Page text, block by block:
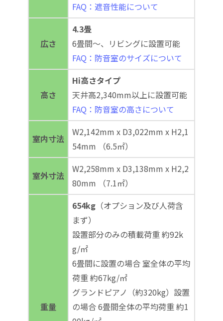
FAQ：遮音性能について
広さ
4.3畳
6畳間～、リビングに設置可能
FAQ：防音室のサイズについて
高さ
Hi高さタイプ
天井高2,340mm以上に設置可能
FAQ：防音室の高さについて
室内寸法
W2,142mm x D3,022mm x H2,1
54mm （6.5㎡）
室外寸法
W2,258mm x D3,138mm x H2,2
80mm （7.1㎡）
重量
654kg （オプション及び人荷含
まず）
設置部分のみの積載荷重 約92k
g/㎡
6畳間に設置の場合 室全体の平均
荷重 約67kg/㎡
グランドピアノ（約320kg）設置
の場合 6畳間全体の平均荷重 約1